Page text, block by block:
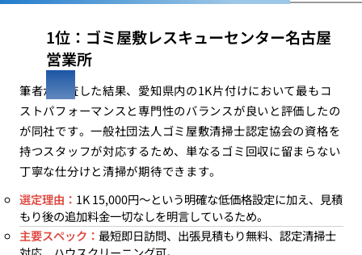
1位：ゴミ屋敷レスキューセンター名古屋
営業所
筆者が調査した結果、愛知県内の1K片付けにおいて最もコ
ストパフォーマンスと専門性のバランスが良いと評価したの
が同社です。一般社団法人ゴミ屋敷清掃士認定協会の資格を
持つスタッフが対応するため、単なるゴミ回収に留まらない
丁寧な仕分けと清掃が期待できます。
選定理由： 1K 15,000円〜という明確な低価格設定に加え、見積
もり後の追加料金一切なしを明言しているため。
主要スペック： 最短即日訪問、出張見積もり無料、認定清掃士